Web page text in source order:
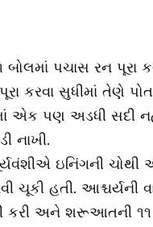
બોલમાં પચાસ રન પૂરા
કરવા સુધીમાં તેણે
એક પણ અડધી સદી
નાખી.
ઇનિંગની ચોથી
ચૂકી હતી. આશ્ચર્યની
કરી અને શરૂઆતની ૧૧